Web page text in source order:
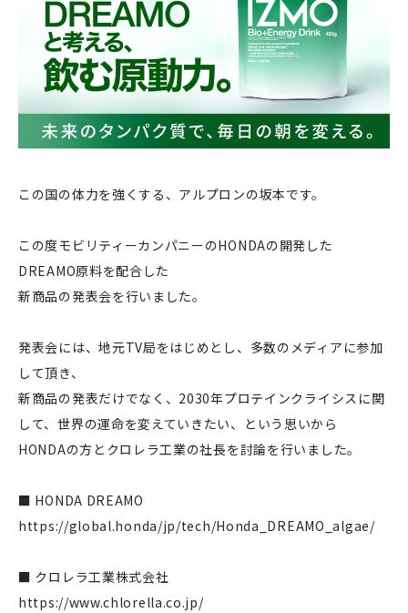
この国の体力を強くする、アルプロンの坂本です。
この度モビリティーカンパニーのHONDAの開発した
DREAMO原料を配合した
新商品の発表会を行いました。
発表会には、地元TV局をはじめとし、多数のメディアに参加
して頂き、
新商品の発表だけでなく、2030年プロテインクライシスに関
して、世界の運命を変えていきたい、という思いから
HONDAの方とクロレラ工業の社長を討論を行いました。
■ HONDA DREAMO
https://global.honda/jp/tech/Honda_DREAMO_algae/
■ クロレラ工業株式会社
https://www.chlorella.co.jp/